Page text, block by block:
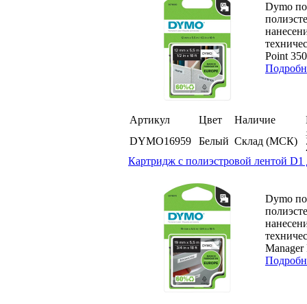
Dymo
Point
Артикул Цвет Наличие
DYMO16959
Белый Склад (МСК)
Картридж с полиэстровой лентой
Dymo
Manager